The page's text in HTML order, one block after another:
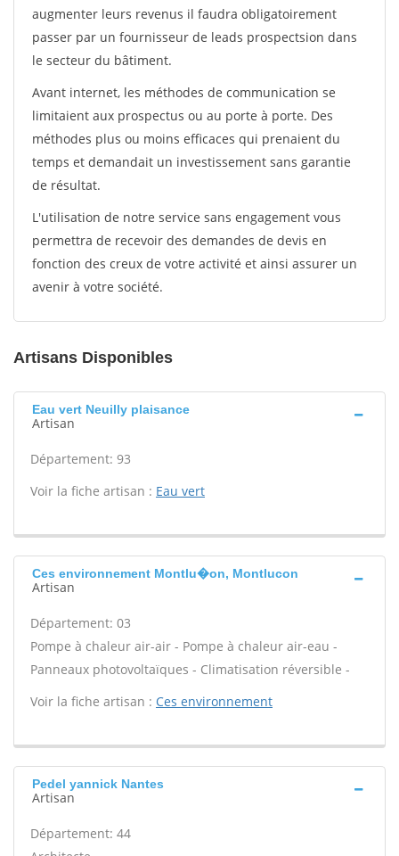
augmenter leurs revenus il faudra obligatoirement
passer par un fournisseur de leads prospectsion dans
le secteur du bâtiment.
Avant internet, les méthodes de communication se
limitaient aux prospectus ou au porte à porte. Des
méthodes plus ou moins efficaces qui prenaient du
temps et demandait un investissement sans garantie
de résultat.
L'utilisation de notre service sans engagement vous
permettra de recevoir des demandes de devis en
fonction des creux de votre activité et ainsi assurer un
avenir à votre société.
Artisans Disponibles
Eau vert Neuilly plaisance
Artisan
Département: 93
Voir la fiche artisan : Eau vert
Ces environnement Montlu�on, Montlucon
Artisan
Département: 03
Pompe à chaleur air-air - Pompe à chaleur air-eau -
Panneaux photovoltaïques - Climatisation réversible -
Voir la fiche artisan : Ces environnement
Pedel yannick Nantes
Artisan
Département: 44